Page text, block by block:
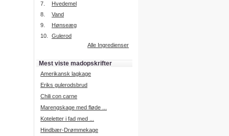
Intelligent søgning
Få foreslået opskrifter.
Prøv vores nye "Foreslå
Læs mere her.
Vi har nu oprettet et mad forum,
hvor i kan dele jeres erfaringer.
7.
Hvedemel
8.
Vand
9.
Hønseæg
10.
Gulerod
Alle Ingredienser
Mest viste madopskrifter
Amerikansk lagkage
Eriks gulerodsbrud
Chili con carne
Marengskage med fløde ...
Koteletter i fad med ...
Hindbær-Drømmekage